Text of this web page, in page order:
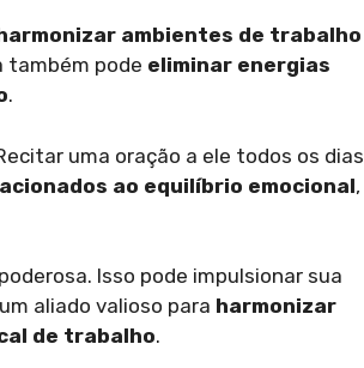
ambientes de trabalho
também pode eliminar energias
.
uma oração a ele todos os dias
ao equilíbrio emocional,
Isso pode impulsionar sua
aliado valioso para harmonizar
de trabalho.